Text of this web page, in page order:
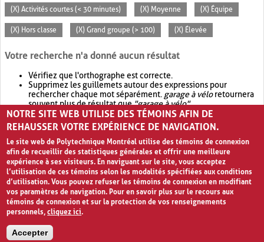
(X) Activités courtes (< 30 minutes) (X) Moyenne (X) Équipe
(X) Hors classe (X) Grand groupe (> 100) (X) Élevée
Votre recherche n'a donné aucun résultat
Vérifiez que l'orthographe est correcte.
Supprimez les guillemets autour des expressions pour
rechercher chaque mot séparément. garage à véloretournera
souvent plus de résultat que"garage à vélo".
Envisagez d'élargir votre recherche avec OR.garage OR vélo
retournera souvent plus de résultat quegarage à vélo
NOTRE SITE WEB UTILISE DES TÉMOINS AFIN DE
REHAUSSER VOTRE EXPÉRIENCE DE NAVIGATION.
Le site web de Polytechnique Montréal utilise des témoins de connexion
afin de recueillir des statistiques générales et offrir une meilleure
expérience à ses visiteurs. En naviguant sur le site, vous acceptez
l’utilisation de ces témoins selon les modalités spécifiées aux conditions
d’utilisation. Vous pouvez refuser les témoins de connexion en modifiant
vos paramètres de navigation. Pour en savoir plus sur le recours aux
témoins de connexion et sur la protection de vos renseignements
personnels,cliquez ici.
Accepter